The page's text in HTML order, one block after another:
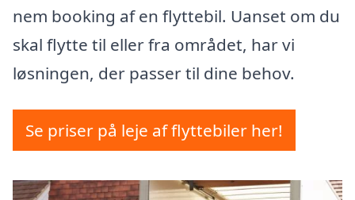
nem booking af en flyttebil. Uanset om du
skal flytte til eller fra området, har vi
løsningen, der passer til dine behov.
Se priser på leje af flyttebiler her!